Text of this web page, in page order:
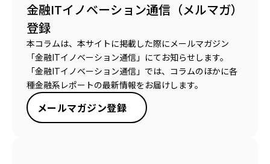
金融ITイノベーション通信（メルマガ）
登録
本コラムは、本サイトに掲載した際にメールマガジン
「金融ITイノベーション通信」にてお知らせします。
「金融ITイノベーション通信」では、コラムのほかに各
種金融系レポートの最新情報をお届けします。
メールマガジン登録